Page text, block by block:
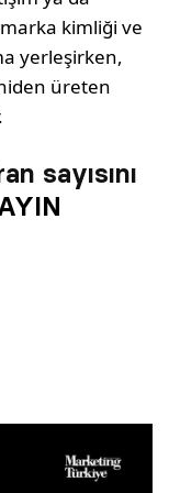
kimliği ve
yerleşirken,
üreten
sayısını